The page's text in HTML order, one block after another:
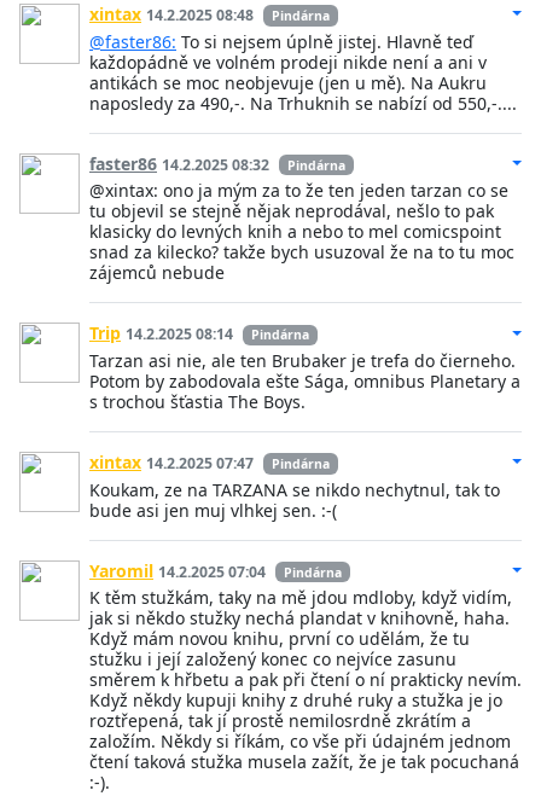
xintax 14.2.2025 08:48 Pindárna
@faster86: To si nejsem úplně jistej. Hlavně teď
každopádně ve volném prodeji nikde není a ani v
antikách se moc neobjevuje (jen u mě). Na Aukru
naposledy za 490,-. Na Trhuknih se nabízí od 550,-....
faster86 14.2.2025 08:32 Pindárna
@xintax: ono ja mým za to že ten jeden tarzan co se
tu objevil se stejně nějak neprodával, nešlo to pak
klasicky do levných knih a nebo to mel comicspoint
snad za kilecko? takže bych usuzoval že na to tu moc
zájemců nebude
Trip 14.2.2025 08:14 Pindárna
Tarzan asi nie, ale ten Brubaker je trefa do čierneho.
Potom by zabodovala ešte Sága, omnibus Planetary a
s trochou šťastia The Boys.
xintax 14.2.2025 07:47 Pindárna
Koukam, ze na TARZANA se nikdo nechytnul, tak to
bude asi jen muj vlhkej sen. :-(
Yaromil 14.2.2025 07:04 Pindárna
K těm stužkám, taky na mě jdou mdloby, když vidím,
jak si někdo stužky nechá plandat v knihovně, haha.
Když mám novou knihu, první co udělám, že tu
stužku i její založený konec co nejvíce zasunu
směrem k hřbetu a pak při čtení o ní prakticky nevím.
Když někdy kupuji knihy z druhé ruky a stužka je jo
roztřepená, tak jí prostě nemilosrdně zkrátím a
založím. Někdy si říkám, co vše při údajném jednom
čtení taková stužka musela zažít, že je tak pocuchaná
:-).